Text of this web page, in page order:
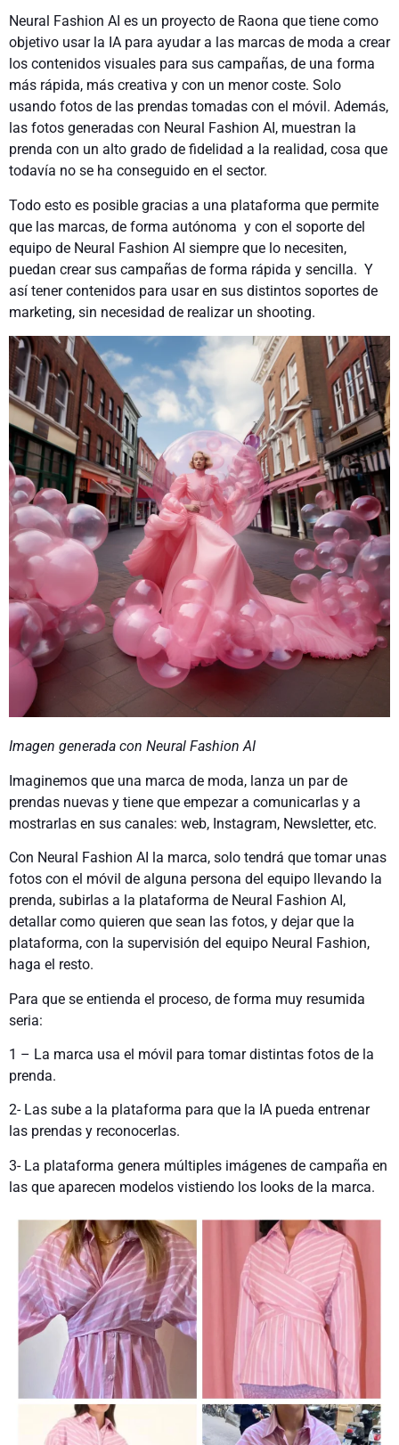
Neural Fashion AI es un proyecto de Raona que tiene como
objetivo usar la IA para ayudar a las marcas de moda a crear
los contenidos visuales para sus campañas, de una forma
más rápida, más creativa y con un menor coste. Solo
usando fotos de las prendas tomadas con el móvil. Además,
las fotos generadas con Neural Fashion AI, muestran la
prenda con un alto grado de fidelidad a la realidad, cosa que
todavía no se ha conseguido en el sector.
Todo esto es posible gracias a una plataforma que permite
que las marcas, de forma autónoma y con el soporte del
equipo de Neural Fashion AI siempre que lo necesiten,
puedan crear sus campañas de forma rápida y sencilla. Y
así tener contenidos para usar en sus distintos soportes de
marketing, sin necesidad de realizar un shooting.
Imagen generada con Neural Fashion AI
Imaginemos que una marca de moda, lanza un par de
prendas nuevas y tiene que empezar a comunicarlas y a
mostrarlas en sus canales: web, Instagram, Newsletter, etc.
Con Neural Fashion AI la marca, solo tendrá que tomar unas
fotos con el móvil de alguna persona del equipo llevando la
prenda, subirlas a la plataforma de Neural Fashion AI,
detallar como quieren que sean las fotos, y dejar que la
plataforma, con la supervisión del equipo Neural Fashion,
haga el resto.
Para que se entienda el proceso, de forma muy resumida
seria:
1 – La marca usa el móvil para tomar distintas fotos de la
prenda.
2- Las sube a la plataforma para que la IA pueda entrenar
las prendas y reconocerlas.
3- La plataforma genera múltiples imágenes de campaña en
las que aparecen modelos vistiendo los looks de la marca.